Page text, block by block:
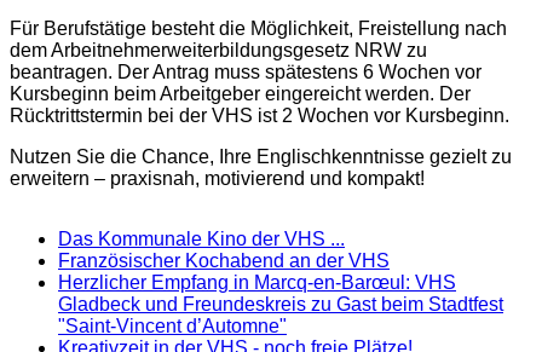
Für Berufstätige besteht die Möglichkeit, Freistellung nach
dem Arbeitnehmerweiterbildungsgesetz NRW zu
beantragen. Der Antrag muss spätestens 6 Wochen vor
Kursbeginn beim Arbeitgeber eingereicht werden. Der
Rücktrittstermin bei der VHS ist 2 Wochen vor Kursbeginn.
Nutzen Sie die Chance, Ihre Englischkenntnisse gezielt zu
erweitern – praxisnah, motivierend und kompakt!
Das Kommunale Kino der VHS ...
Französischer Kochabend an der VHS
Herzlicher Empfang in Marcq-en-Barœul: VHS
Gladbeck und Freundeskreis zu Gast beim Stadtfest
"Saint-Vincent d’Automne"
Kreativzeit in der VHS - noch freie Plätze!